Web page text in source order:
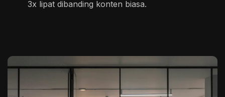
3x lipat dibanding konten biasa.